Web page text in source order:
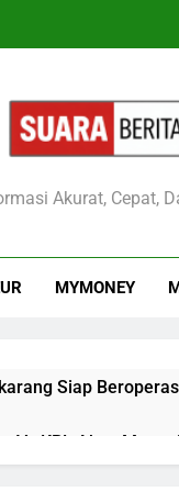
Akurat, Cepat,
MYMONEY
Siap
Vs KRL Akan